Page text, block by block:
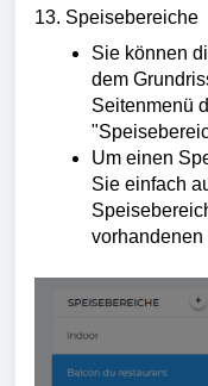
13. Speisebereiche
Sie können
dem
Seitenmenü
Um einen
Sie einfach